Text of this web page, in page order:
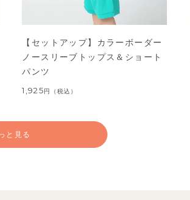
【セットアップ】カラーボーダー
ノースリーブトップス＆ショート
パンツ
1,925円 （税込）
と見る